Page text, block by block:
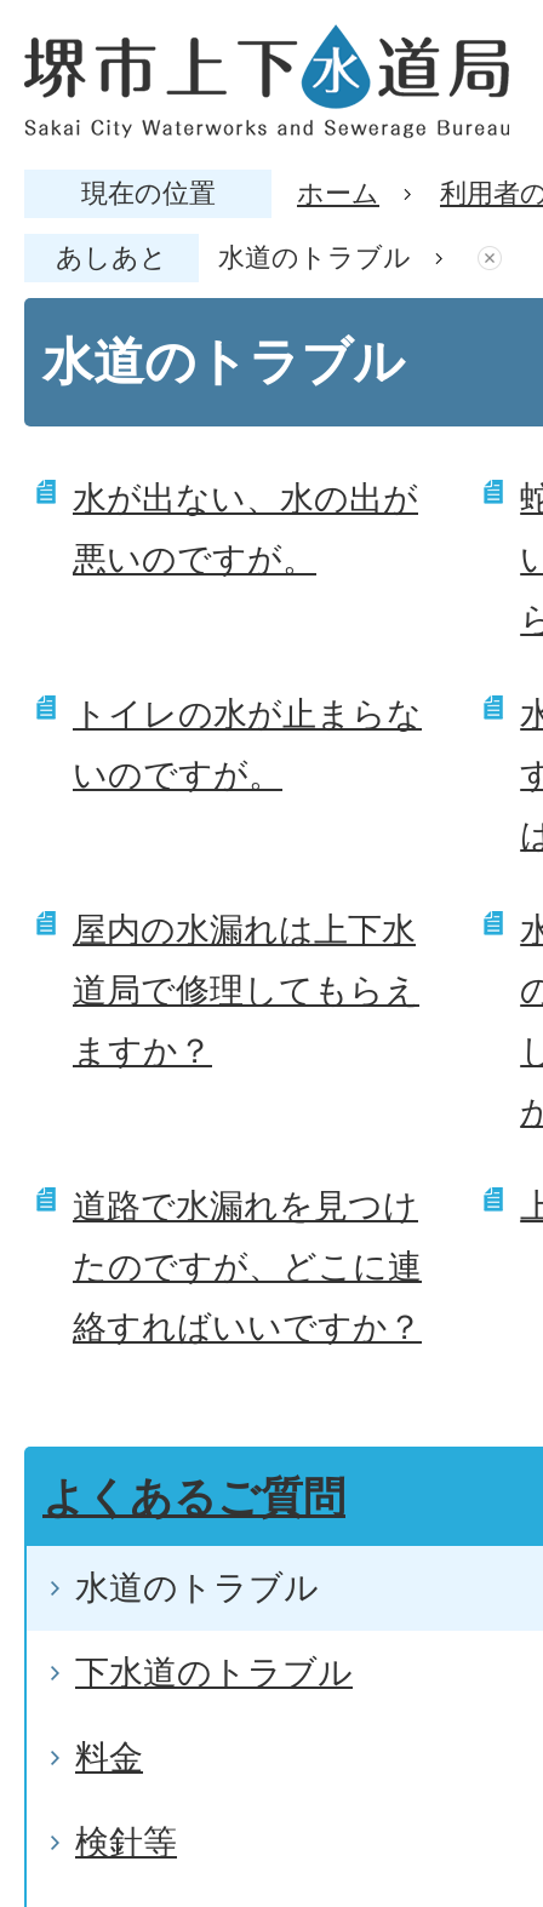
現在の位置 ホーム 利用者
あしあと 水道のトラブル
水道のトラブル
水が出ない、水の出が
悪いのですが。
トイレの水が止まらな
いのですが。
屋内の水漏れは上下水
道局で修理してもらえ
ますか？
道路で水漏れを見つけ
たのですが、どこに連
絡すればいいですか？
よくあるご質問
水道のトラブル
下水道のトラブル
料金
検針等